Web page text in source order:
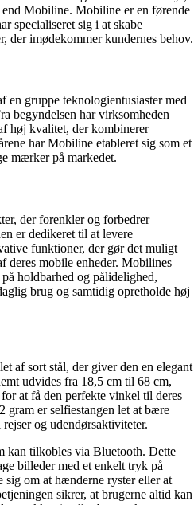
Mobiline. Mobiline er en førende
specialiseret sig i at skabe
der imødekommer kundernes behov.
gruppe teknologientusiaster med
begyndelsen har virksomheden
høj kvalitet, der kombinerer
har Mobiline etableret sig som et
mærker på markedet.
der forenkler og forbedrer
er dedikeret til at levere
funktioner, der gør det muligt
deres mobile enheder. Mobilines
holdbarhed og pålidelighed,
brug og samtidig opretholde høj
af sort stål, der giver den en elegant
udvides fra 18,5 cm til 68 cm,
at få den perfekte vinkel til deres
gram er selfiestangen let at bære
og udendørsaktiviteter.
kan tilkobles via Bluetooth. Dette
billeder med et enkelt tryk på
sig om at hænderne ryster eller at
sikrer, at brugerne altid kan